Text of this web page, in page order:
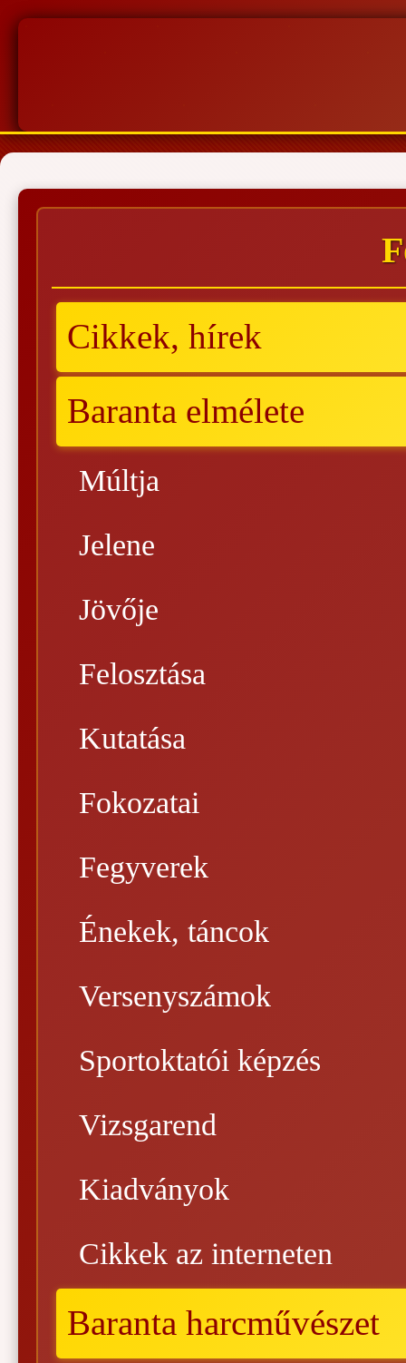
Cikkek, hírek
Baranta elmélete
Múltja
Jelene
Jövője
Felosztása
Kutatása
Fokozatai
Fegyverek
Énekek, táncok
Versenyszámok
Sportoktatói képzés
Vizsgarend
Kiadványok
Cikkek az interneten
Baranta harcművészet